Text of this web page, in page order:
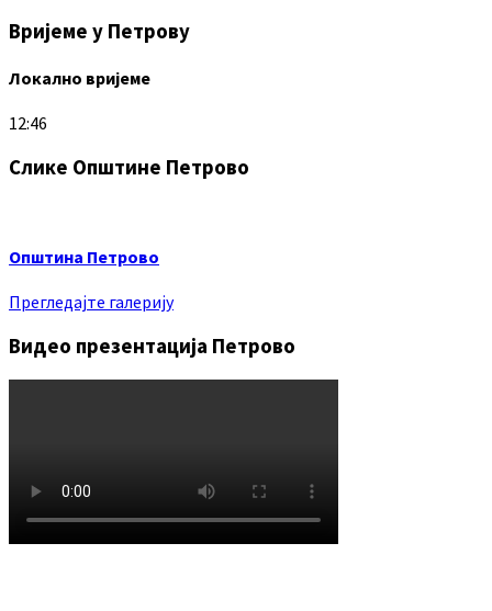
Вријеме у Петрову
Локално вријеме
12:46
Слике Општине Петрово
Општина Петрово
Прегледајте галерију
Видео презентација Петрово